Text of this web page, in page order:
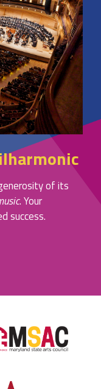
of its
. Your
success.